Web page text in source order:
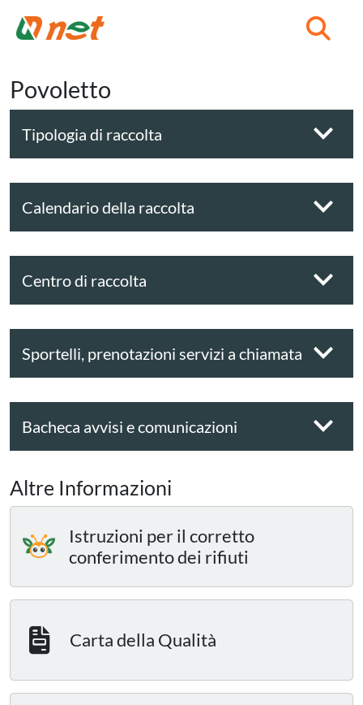
Povoletto
Tipologia di raccolta
Calendario della raccolta
Centro di raccolta
Sportelli, prenotazioni servizi a chiamata
Bacheca avvisi e comunicazioni
Altre Informazioni
Istruzioni per il corretto
conferimento dei rifiuti
Carta della Qualità